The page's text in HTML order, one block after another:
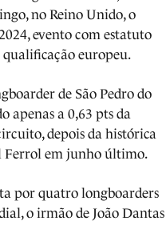
no Reino Unido, o
evento com estatuto
europeu.
de São Pedro do
apenas a 0,63 pts da
depois da histórica
Ferrol em junho último.
por quatro longboarders
o irmão de João Dantas